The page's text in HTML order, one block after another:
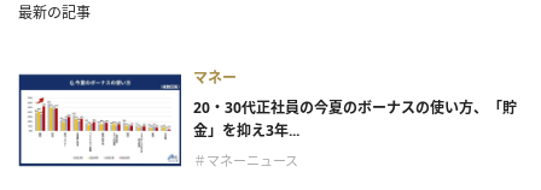
最新の記事
マネー
20・30代正社員の今夏のボーナスの使い方、「貯
金」を抑え3年...
＃マネーニュース